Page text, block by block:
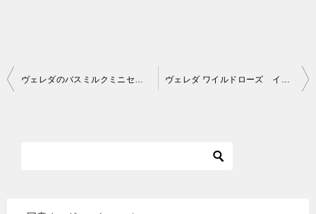
投
ヴェレダのバスミルクミニセット 夫がいちばんハマってました！ ヴェレダ ワイルドローズ インテンシブオイルを半額以下で手に入れました♪